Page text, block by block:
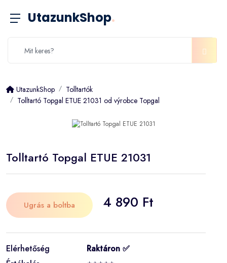
UtazunkShop.
UtazunkShop
Tolltartók
Tolltartó Topgal ETUE 21031 od výrobce Topgal
Tolltartó Topgal ETUE 21031
Ugrás a boltba 4 890 Ft
Elérhetőség
Raktáron ✅